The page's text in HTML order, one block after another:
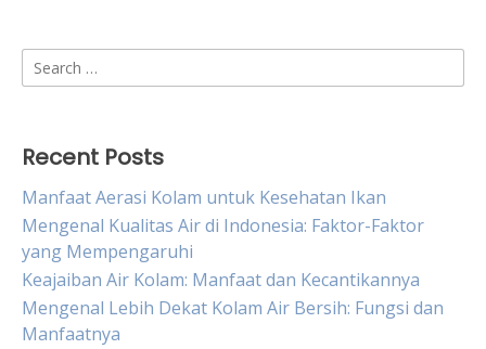
Search
for:
Recent Posts
Manfaat Aerasi Kolam untuk Kesehatan Ikan
Mengenal Kualitas Air di Indonesia: Faktor-Faktor
yang Mempengaruhi
Keajaiban Air Kolam: Manfaat dan Kecantikannya
Mengenal Lebih Dekat Kolam Air Bersih: Fungsi dan
Manfaatnya